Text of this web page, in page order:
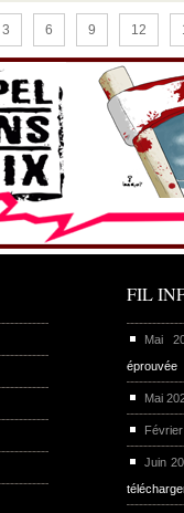
3 6 9 12
FIL
Mai
éprouvée
Mai
Juin